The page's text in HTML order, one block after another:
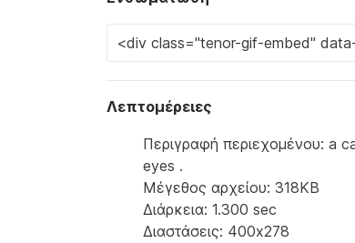
Λεπτομέρειες
Περιγραφή περιεχομένου: a
eyes .
Μέγεθος αρχείου: 318KB
Διάρκεια: 1.300 sec
Διαστάσεις: 400x278